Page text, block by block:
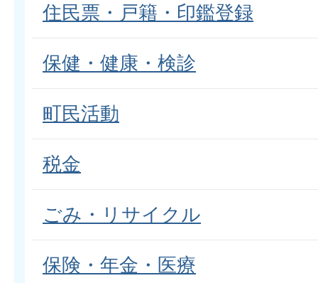
住民票・戸籍・印鑑登録
保健・健康・検診
町民活動
税金
ごみ・リサイクル
保険・年金・医療